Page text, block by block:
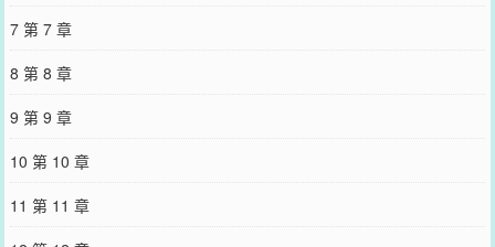
舍。应沉脑子里那根‘我是直男’的弦就这样猝不及防地断了。他冲下
楼，拉着一脸惊惶的兰聿来到一楼无人的拐角。漂亮的男生被双目赤
红、手臂发抖的男人按在墙上。数天的胡思乱想与悔不当初让他看起
来又狼狈又憔悴，如同一只失去了伴侣的孤狼，发出祈求般地呜咽。
“兰聿，小聿…”“别离开我。”--本文已开防盗，防盗比例80％，防盗时
间72小时，特此告知！【必看！！！】阅读指南：*拒绝老婆表白后悔
到吐血真香直男×你不喜欢我我就离的远远的小漂亮*校园土狗文学，
逻辑死，无脑甜文*攻宠受，攻宠受，攻宠受*极端控控勿入*软乎乎娇
气受，攻会叫受宝宝老婆乖乖，受不了的看到这里可以退出了*有轻微
火葬场*身心1v1*文案写于2023.3.20，已录屏留档，留档录屏见作者
wb，从初版到最后一版都有有软件内改动记录--专栏完结古耽《重生
7 第 7 章
8 第 8 章
9 第 9 章
10 第 10 章
11 第 11 章